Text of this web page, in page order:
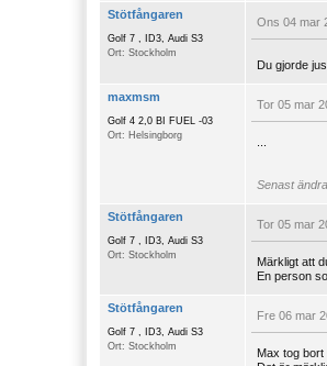
Stötfångaren
Golf 7 , ID3, Audi S3
Ort: Stockholm
Ons 04 mar
Du gjorde
maxmsm
Golf 4 2,0 BI FUEL -03
Ort: Helsingborg
Tor 05 mar
Senast
Stötfångaren
Golf 7 , ID3, Audi S3
Ort: Stockholm
Tor 05 mar
Märkligt att
En person
Stötfångaren
Golf 7 , ID3, Audi S3
Ort: Stockholm
Fre 06 mar
Max tog